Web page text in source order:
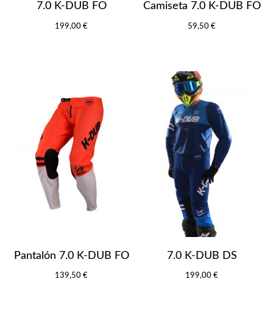
7.0 K-DUB FO
199,00 €
Camiseta 7.0 K-DUB FO
59,50 €
Pantalón 7.0 K-DUB FO
139,50 €
7.0 K-DUB DS
199,00 €